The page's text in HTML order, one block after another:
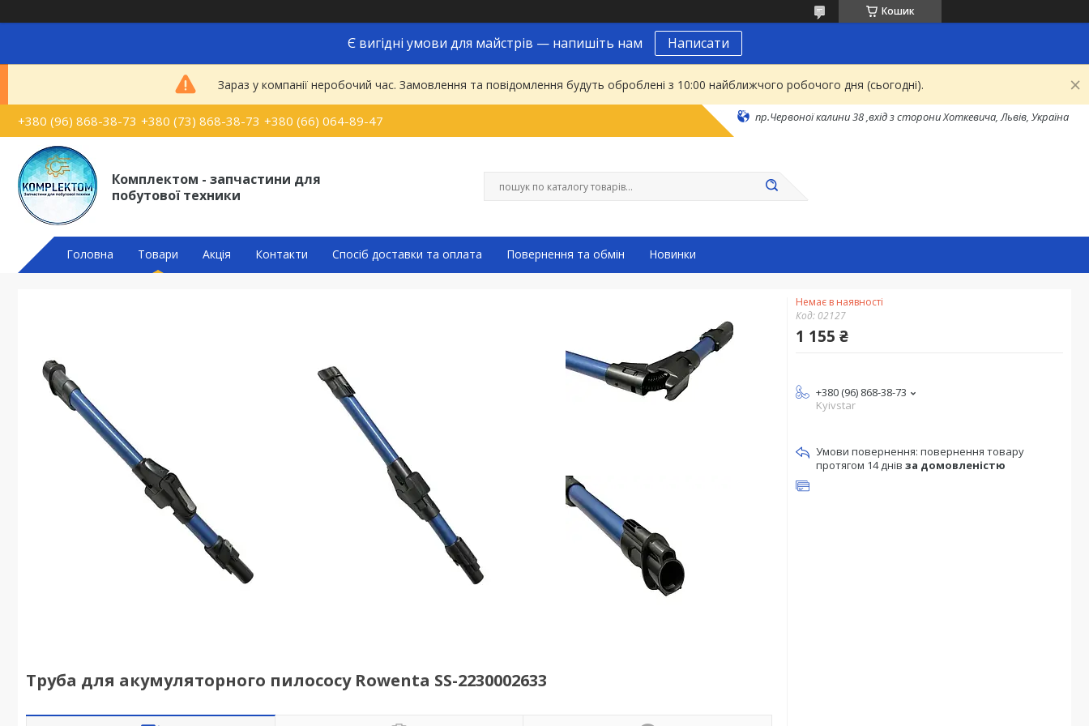
Кошик
Є вигідні умови для майстрів — напишіть нам Написати
Зараз у компанії неробочий час. Замовлення та повідомлення будуть оброблені з 10:00 найближчого робочого дня (сьогодні).
+380 (96) 868-38-73 +380 (73) 868-38-73 +380 (66) 064-89-47 пр.Червоної калини 38 ,вхід з сторони Хоткевича, Львів, Україна
Комплектом - запчастини для
побутової техники
Головна Товари Акція Контакти Спосіб доставки та оплата Повернення та обмін Новинки
Труба для акумуляторного пилососу Rowenta SS-2230002633
Немає в наявності
Код: 02127
1 155 ₴
+380 (96) 868-38-73
Kyivstar
повернення товару
протягом 14 днів за домовленістю